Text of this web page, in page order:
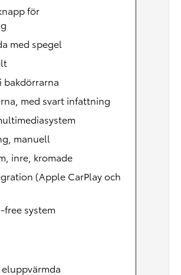
för
med spegel
bakdörrarna
med svart infattning
manuell
inre, kromade
(Apple CarPlay och
system